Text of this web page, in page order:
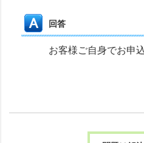
回答
お客様ご自身でお申